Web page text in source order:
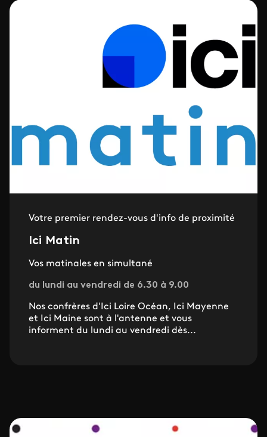
Votre premier rendez-vous d'info de proximité
Ici Matin
Vos matinales en simultané
du lundi au vendredi de 6.30 à 9.00
Nos confrères d'Ici Loire Océan, Ici Mayenne
et Ici Maine sont à l'antenne et vous
informent du lundi au vendredi dès...